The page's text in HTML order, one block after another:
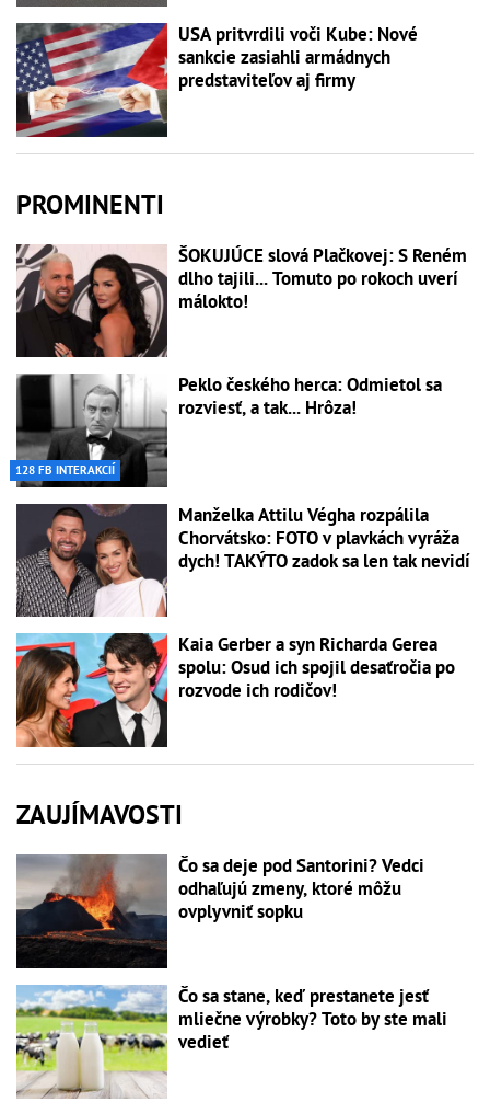
USA pritvrdili voči Kube: Nové
sankcie zasiahli armádnych
predstaviteľov aj firmy
PROMINENTI
ŠOKUJÚCE slová Plačkovej: S Reném
dlho tajili... Tomuto po rokoch uverí
málokto!
128 FB INTERAKCIÍ
Peklo českého herca: Odmietol sa
rozviesť, a tak... Hrôza!
Manželka Attilu Végha rozpálila
Chorvátsko: FOTO v plavkách vyráža
dych! TAKÝTO zadok sa len tak nevidí
Kaia Gerber a syn Richarda Gerea
spolu: Osud ich spojil desaťročia po
rozvode ich rodičov!
ZAUJÍMAVOSTI
Čo sa deje pod Santorini? Vedci
odhaľujú zmeny, ktoré môžu
ovplyvniť sopku
Čo sa stane, keď prestanete jesť
mliečne výrobky? Toto by ste mali
vedieť